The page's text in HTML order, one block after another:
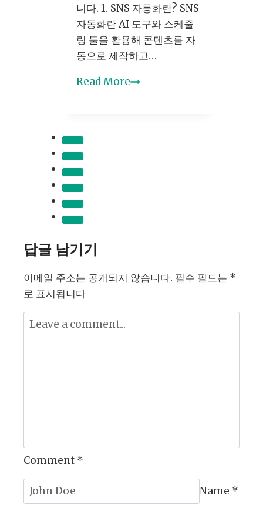
니다. 1. SNS 자동화란? SNS
자동화란 AI 도구와 스케줄
링 툴을 활용해 콘텐츠를 자
동으로 제작하고…
Read MoreSNS
용
하
답글 남기기
이메일 주소는 공개되지 않습니다. 필수 필드는 *
로 표시됩니다
Comment *
Name *